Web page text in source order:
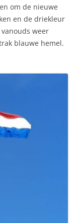
om de nieuwe
en de driekleur
weer
blauwe hemel.